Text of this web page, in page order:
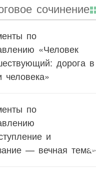
сочинение
по
«Человек
дорога в
человека»
по
и
— вечная тема»